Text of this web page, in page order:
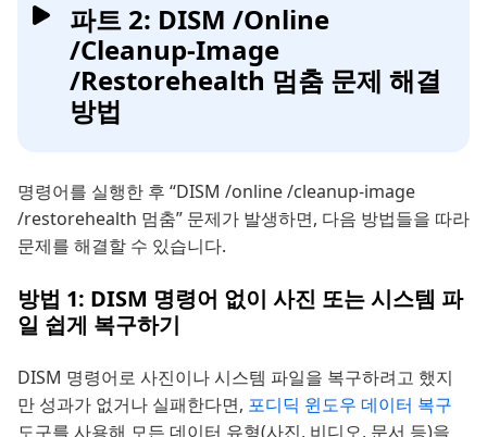
파트 2: DISM /Online
/Cleanup-Image
/Restorehealth 멈춤 문제 해결
방법
명령어를 실행한 후 “DISM /online /cleanup-image
/restorehealth 멈춤” 문제가 발생하면, 다음 방법들을 따라
문제를 해결할 수 있습니다.
방법 1: DISM 명령어 없이 사진 또는 시스템 파
일 쉽게 복구하기
DISM 명령어로 사진이나 시스템 파일을 복구하려고 했지
만 성과가 없거나 실패한다면, 포디딕 윈도우 데이터 복구
도구를 사용해 모든 데이터 유형(사진, 비디오, 문서 등)을